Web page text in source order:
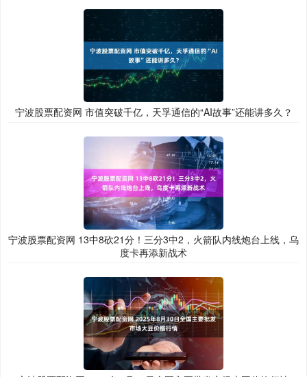
宁波股票配资网 市值突破千亿，天孚通信的“AI故事”还能讲多久？
宁波股票配资网 13中8砍21分！三分3中2，火箭队内线炮台上线，乌
度卡再添新战术